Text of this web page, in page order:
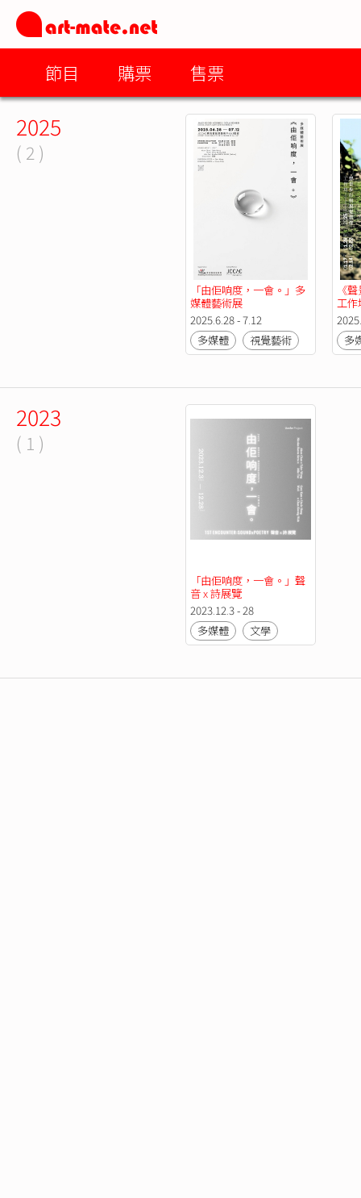
節目 購票 售票
2025
( 2 )
「由佢响度，一會。」多
媒體藝術展
2025.6.28 - 7.12
多媒體
視覺藝術
《
⼯作
多
2023
( 1 )
「由佢响度，一會。」聲
音 x 詩展覽
2023.12.3 - 28
多媒體
文學